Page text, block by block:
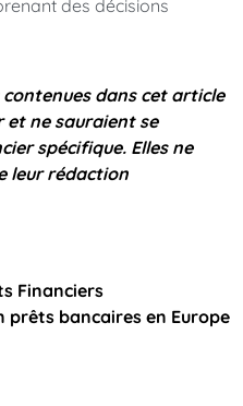
des décisions
dans cet article
et ne sauraient se
spécifique. Elles ne
leur rédaction
Financiers
prêts bancaires en Europe